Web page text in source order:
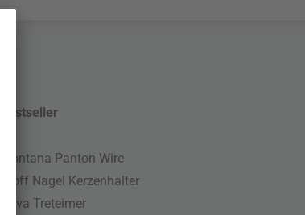
Bestseller
Montana Panton Wire
Stoff Nagel Kerzenhalter
Nova Treteimer